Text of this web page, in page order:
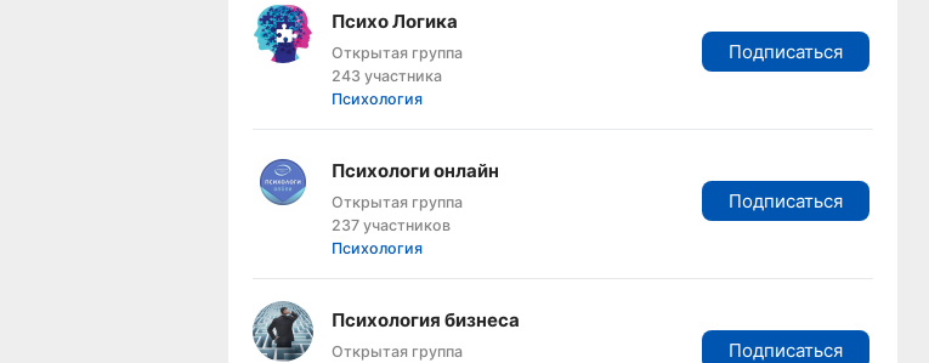
Психо Логика
Открытая группа
243 участника
Психология
Подписаться
Психологи онлайн
Открытая группа
237 участников
Психология
Подписаться
Психология бизнеса
Открытая группа
Подписаться